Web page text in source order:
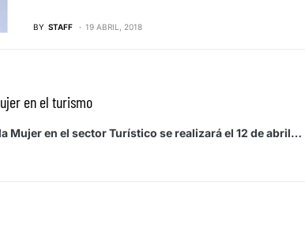
BY STAFF 19 ABRIL, 2018
en el turismo
Mujer en el sector Turístico se realizará el 12 de abril…